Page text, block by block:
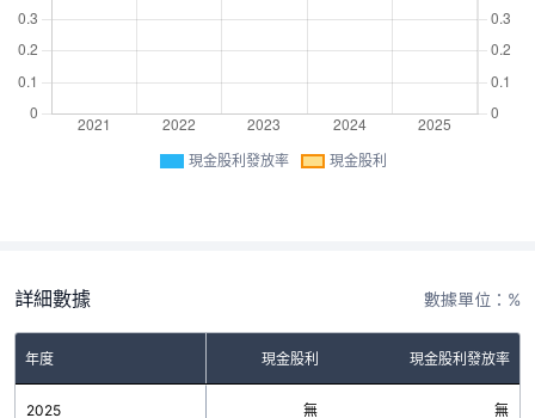
現金股利發放率 現金股利
詳細數據 數據單位：%
年度 現金股利 現金股利發放率
2025 無 無